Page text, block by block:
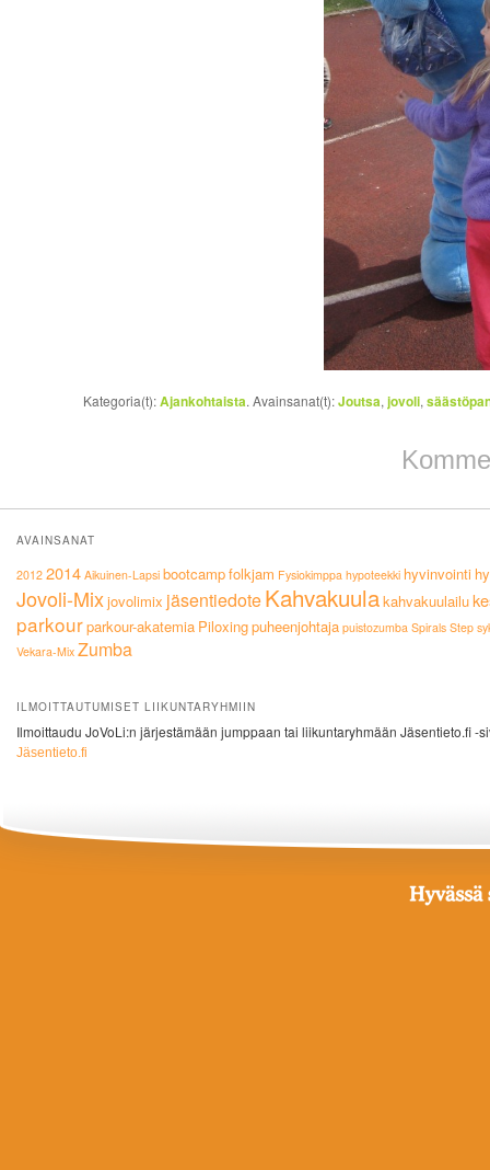
Kategoria(t):Ajankohtaista. Avainsanat(t):Joutsa, jovoli,
AVAINSANAT
2012 2014 Aikuinen-Lapsi bootcampfolkjam Fysiokimppa hypoteekki hyvinvointi
Jovoli-Mixjovolimix jäsentiedoteKahvakuulakahvakuulailu
parkourparkour-akatemia Piloxingpuheenjohtaja puistozumba Spirals Step
Vekara-Mix Zumba
ILMOITTAUTUMISET LIIKUNTARYHMIIN
Ilmoittaudu JoVoLi:n järjestämään jumppaan tai liikuntaryhmään Jäsentieto.fi -
Jäsentieto.fi